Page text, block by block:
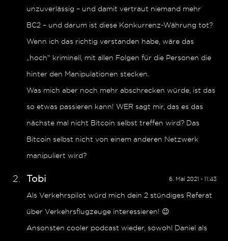
unzuverlässig – und damit vertraut niemand mehr
BC2 – und darum ist diese Konkurrenz-Währung tot?
Wenn ich das richtig verstanden habe, wäre das
„hoch“ kriminell, mit allen Folgen für die Personen die
hinter den Manipulationen stecken.
Was mich aber noch mehr abschrecken würde, ist das
so etwas passieren kann! WER sagt mir, das es das
nächste mal nicht Bitcoin selbst treffen wird? Das
Bitcoin selbst nicht von einem anderen Netzwerk
manipuliert wird?
6. Mai 2021 - 11:43
Tobi
Als Verkehrspilot würd mich dein 2 stündiges Referat
über Verkehrsflugzeuge interessieren! 😉
Ansonsten cooler podcast wieder, sowohl Daniel als